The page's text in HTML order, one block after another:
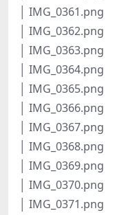
│ IMG_0361.png
│ IMG_0362.png
│ IMG_0363.png
│ IMG_0364.png
│ IMG_0365.png
│ IMG_0366.png
│ IMG_0367.png
│ IMG_0368.png
│ IMG_0369.png
│ IMG_0370.png
│ IMG_0371.png